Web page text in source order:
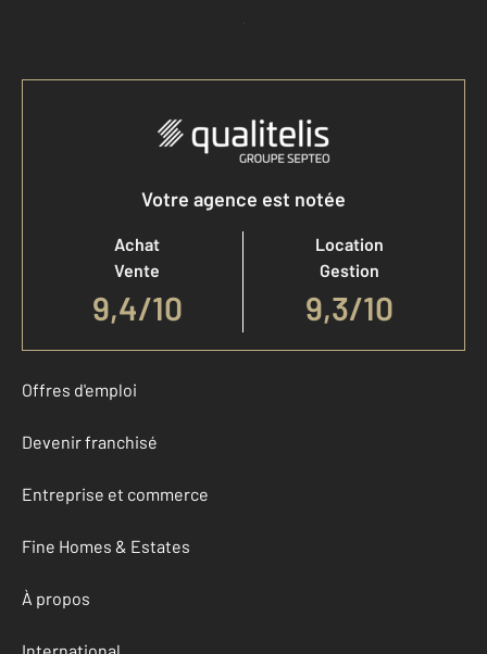
Accéder à mon compte
Votre agence est notée
Achat
Vente
9,4/10
Location
Gestion
9,3/10
Offres d'emploi
Devenir franchisé
Entreprise et commerce
Fine Homes & Estates
À propos